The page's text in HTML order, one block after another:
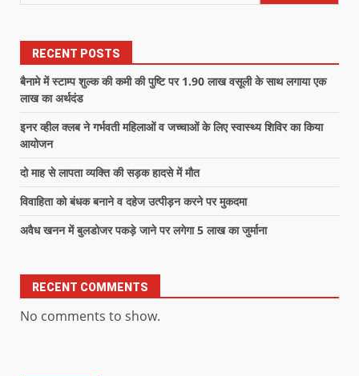
RECENT POSTS
बैनामे में स्टाम्प शुल्क की कमी की पुष्टि पर 1.90 लाख वसूली के साथ लगाया एक
लाख का अर्थदंड
इनर व्हील क्लब ने गर्भवती महिलाओं व जच्चाओं के लिए स्वास्थ्य शिविर का किया
आयोजन
दो माह से लापता व्यक्ति की सड़क हादसे में मौत
विवाहिता को बंधक बनाने व दहेज उत्पीड़न करने पर मुकदमा
अवैध खनन में बुलडोजर पकड़े जाने पर लगेगा 5 लाख का जुर्माना
RECENT COMMENTS
No comments to show.